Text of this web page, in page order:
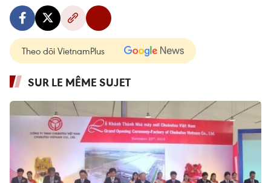
Theo dõi VietnamPlus
SUR LE MÊME SUJET